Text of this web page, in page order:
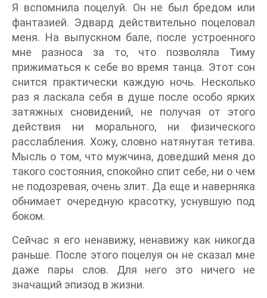
Я вспомнила поцелуй. Он не был бредом или
фантазией. Эдвард действительно поцеловал
меня. На выпускном бале, после устроенного
мне разноса за то, что позволяла Тиму
прижиматься к себе во время танца. Этот сон
снится практически каждую ночь. Несколько
раз я ласкала себя в душе после особо ярких
затяжных сновидений, не получая от этого
действия ни морального, ни физического
расслабления. Хожу, словно натянутая тетива.
Мысль о том, что мужчина, доведший меня до
такого состояния, спокойно спит себе, ни о чем
не подозревая, очень злит. Да еще и наверняка
обнимает очередную красотку, уснувшую под
боком.
Сейчас я его ненавижу, ненавижу как никогда
раньше. После этого поцелуя он не сказал мне
даже пары слов. Для него это ничего не
значащий эпизод в жизни.